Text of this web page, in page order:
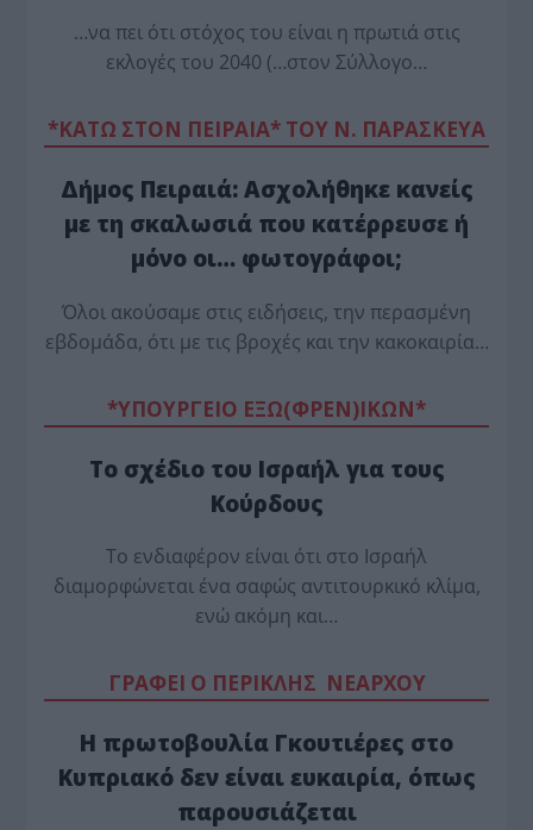
…να πει ότι στόχος του είναι η πρωτιά στις
εκλογές του 2040 (…στον Σύλλογο…
*ΚΑΤΩ ΣΤΟΝ ΠΕΙΡΑΙΑ* ΤΟΥ Ν. ΠΑΡΑΣΚΕΥΑ
Δήμος Πειραιά: Ασχολήθηκε κανείς
με τη σκαλωσιά που κατέρρευσε ή
μόνο οι… φωτογράφοι;
Όλοι ακούσαμε στις ειδήσεις, την περασμένη
εβδομάδα, ότι με τις βροχές και την κακοκαιρία…
*ΥΠΟΥΡΓΕΙΟ ΕΞΩ(ΦΡΕΝ)ΙΚΩΝ*
Το σχέδιο του Ισραήλ για τους
Κούρδους
Το ενδιαφέρον είναι ότι στο Ισραήλ
διαμορφώνεται ένα σαφώς αντιτουρκικό κλίμα,
ενώ ακόμη και…
ΓΡΑΦΕΙ Ο ΠΕΡΙΚΛΗΣ ΝΕΑΡΧΟΥ
Η πρωτοβουλία Γκουτιέρες στο
Κυπριακό δεν είναι ευκαιρία, όπως
παρουσιάζεται